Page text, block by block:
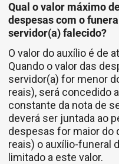
Qual o valor máximo
despesas com o
servidor(a) falecido?
O valor do auxílio é de
Quando o valor das
servidor(a) for menor
reais), será concedido
constante da nota de
deverá ser juntada ao
despesas for maior do
reais) o auxílio-funeral
limitado a este valor.